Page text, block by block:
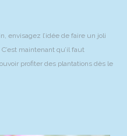
envisagez l’idée de faire un joli
maintenant qu’il faut
profiter des plantations dès le